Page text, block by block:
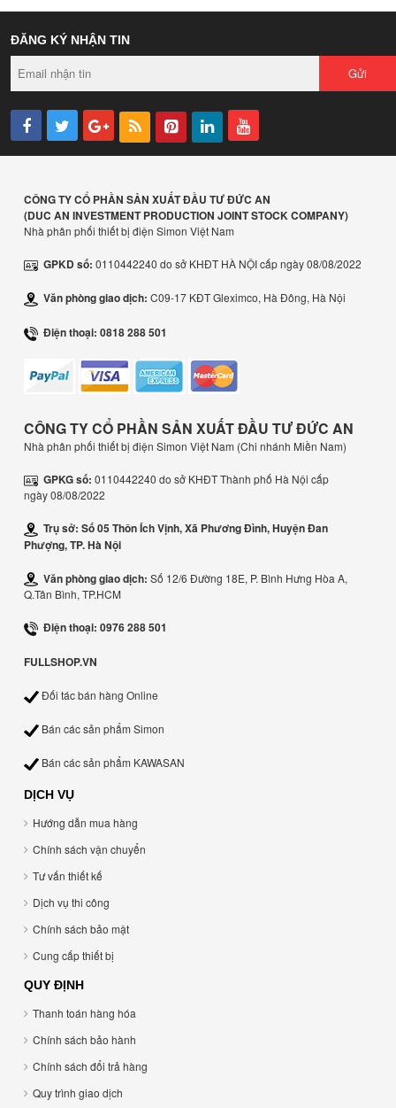
ĐĂNG KÝ NHẬN TIN
Gửi
CÔNG TY CỔ PHẦN SẢN XUẤT ĐẦU TƯ ĐỨC AN
(DUC AN INVESTMENT PRODUCTION JOINT STOCK COMPANY)
Nhà phân phối thiết bị điện Simon Việt Nam
GPKD số: 0110442240 do sở KHĐT HÀ NỘI cấp ngày 08/08/2022
Văn phòng giao dịch: C09-17 KĐT Gleximco, Hà Đông, Hà Nội
Điện thoại: 0818 288 501
CÔNG TY CỔ PHẦN SẢN XUẤT ĐẦU TƯ ĐỨC AN
Nhà phân phối thiết bị điện Simon Việt Nam (Chi nhánh Miền Nam)
GPKG số: 0110442240 do sở KHĐT Thành phố Hà Nội cấp
ngày 08/08/2022
Trụ sở: Số 05 Thôn Ích Vịnh, Xã Phương Đình, Huyện Đan
Phượng, TP. Hà Nội
Văn phòng giao dịch: Số 12/6 Đường 18E, P. Bình Hưng Hòa A,
Q.Tân Bình, TP.HCM
Điện thoại: 0976 288 501
FULLSHOP.VN
Đối tác bán hàng Online
Bán các sản phẩm Simon
Bán các sản phẩm KAWASAN
DỊCH VỤ
Hướng dẫn mua hàng
Chính sách vận chuyển
Tư vấn thiết kế
Dịch vụ thi công
Chính sách bảo mật
Cung cấp thiết bị
QUY ĐỊNH
Thanh toán hàng hóa
Chính sách bảo hành
Chính sách đổi trả hàng
Quy trình giao dịch